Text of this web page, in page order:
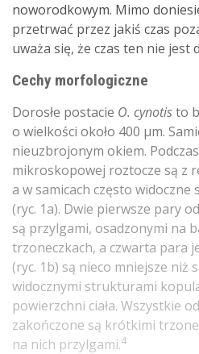
noworodkowym. Mimo
przetrwać przez jakiś czas
uważa się, że czas ten nie jest
Cechy morfologiczne
Dorosłe postacie O. cynotisto
o wielkości około 400 µm.
nieuzbrojonym okiem.
mikroskopowej roztocze są z
a w samicach często widoczne
(ryc. 1a). Dwie pierwsze pary
są przylgami, osadzonymi na
trzoneczkach, a czwarta para
(ryc. 1b) są nieco mniejsze niż
widocznymi strukturami
powierzchni ciała. Wszystkie
zakończone są krótkimi
na nich przylgami.4